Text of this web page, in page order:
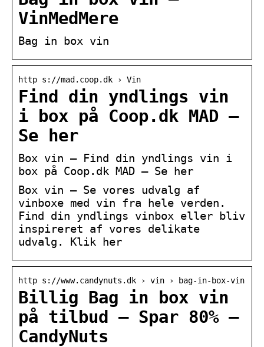
VinMedMere
Bag in box vin
http s://mad.coop.dk › Vin
Find din yndlings vin
i box på Coop.dk MAD –
Se her
Box vin – Find din yndlings vin i
box på Coop.dk MAD – Se her
Box vin – Se vores udvalg af
vinboxe med vin fra hele verden.
Find din yndlings vinbox eller bliv
inspireret af vores delikate
udvalg. Klik her
http s://www.candynuts.dk › vin › bag-in-box-vin
Billig Bag in box vin
på tilbud – Spar 80% –
CandyNuts